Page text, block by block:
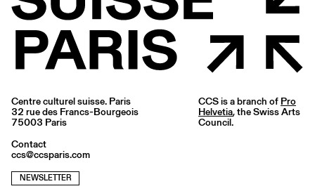
Centre culturel suisse. Paris
32 rue des Francs-Bourgeois
75003 Paris
Contact
ccs@ccsparis.com
NEWSLETTER
CCS is a branch of Pro
Helvetia, the Swiss Arts
Council.